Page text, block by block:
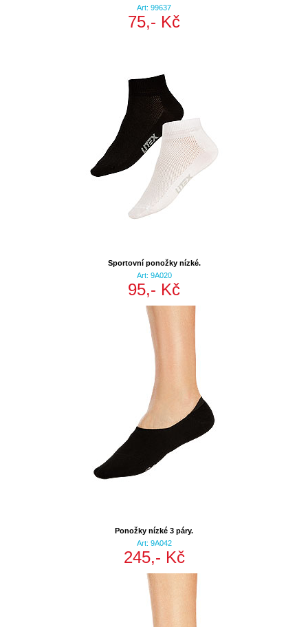
Art: 99637
75,- Kč
Sportovní ponožky nízké.
Art: 9A020
95,- Kč
Ponožky nízké 3 páry.
Art: 9A042
245,- Kč